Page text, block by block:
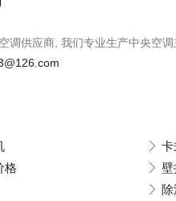
调供应商, 我们专业生产中央空
卡
格
壁